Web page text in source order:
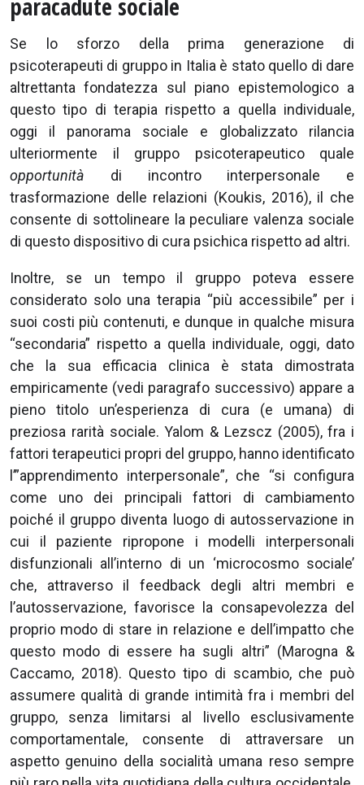
paracadute sociale
Se lo sforzo della prima generazione di
psicoterapeuti di gruppo in Italia è stato quello di dare
altrettanta fondatezza sul piano epistemologico a
questo tipo di terapia rispetto a quella individuale,
oggi il panorama sociale e globalizzato rilancia
ulteriormente il gruppo psicoterapeutico quale
opportunità di incontro interpersonale e
trasformazione delle relazioni (Koukis, 2016), il che
consente di sottolineare la peculiare valenza sociale
di questo dispositivo di cura psichica rispetto ad altri.
Inoltre, se un tempo il gruppo poteva essere
considerato solo una terapia “più accessibile” per i
suoi costi più contenuti, e dunque in qualche misura
“secondaria” rispetto a quella individuale, oggi, dato
che la sua efficacia clinica è stata dimostrata
empiricamente (vedi paragrafo successivo) appare a
pieno titolo un’esperienza di cura (e umana) di
preziosa rarità sociale. Yalom & Lezscz (2005), fra i
fattori terapeutici propri del gruppo, hanno identificato
l’”apprendimento interpersonale”, che “si configura
come uno dei principali fattori di cambiamento
poiché il gruppo diventa luogo di autosservazione in
cui il paziente ripropone i modelli interpersonali
disfunzionali all’interno di un ‘microcosmo sociale’
che, attraverso il feedback degli altri membri e
l’autosservazione, favorisce la consapevolezza del
proprio modo di stare in relazione e dell’impatto che
questo modo di essere ha sugli altri” (Marogna &
Caccamo, 2018). Questo tipo di scambio, che può
assumere qualità di grande intimità fra i membri del
gruppo, senza limitarsi al livello esclusivamente
comportamentale, consente di attraversare un
aspetto genuino della socialità umana reso sempre